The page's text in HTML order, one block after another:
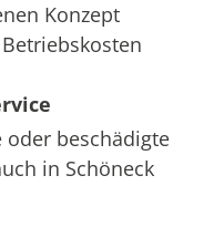
Konzept
oder beschädigte
in Schöneck